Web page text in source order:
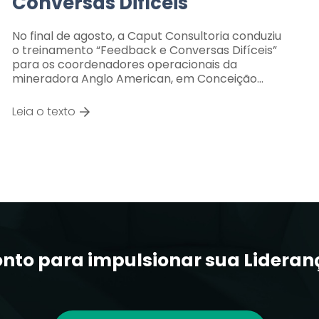
No final de agosto, a Caput Consultoria conduziu
o treinamento “Feedback e Conversas Difíceis”
para os coordenadores operacionais da
mineradora Anglo American, em Conceição…
Leia o texto
para impulsionar sua